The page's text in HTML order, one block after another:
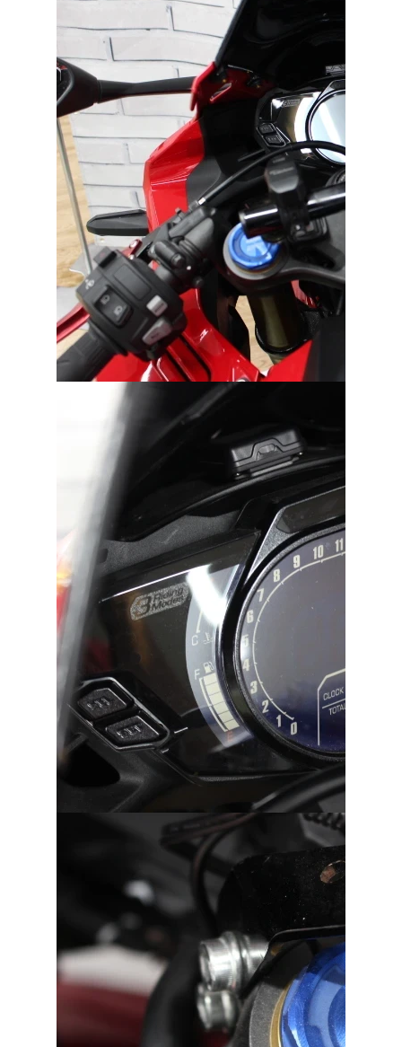
お客様のご希望に沿ったお見積もりを作
成することも可能です！
是非、「お問い合わせ・来店予約」ボタ
ンよりお気軽にご依頼ください。